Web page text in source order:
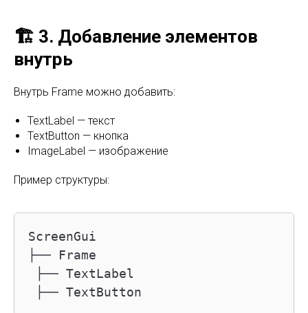
🏗️ 3. Добавление элементов
внутрь
Внутрь Frame можно добавить:
TextLabel — текст
TextButton — кнопка
ImageLabel — изображение
Пример структуры:
ScreenGui
├── Frame
├── TextLabel
├── TextButton